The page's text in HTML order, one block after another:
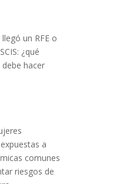
llegó un RFE o
¿qué
hacer
a
comunes
riesgos de